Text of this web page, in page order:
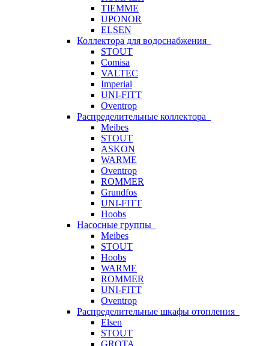
TIEMME
UPONOR
ELSEN
Коллектора для водоснабжения
STOUT
Comisa
VALTEC
Imperial
UNI-FITT
Oventrop
Распределительные коллектора
Meibes
STOUT
ASKON
WARME
Oventrop
ROMMER
Grundfos
UNI-FITT
Hoobs
Насосные группы
Meibes
STOUT
Hoobs
WARME
ROMMER
UNI-FITT
Oventrop
Распределительные шкафы отопления
Elsen
STOUT
GROTA